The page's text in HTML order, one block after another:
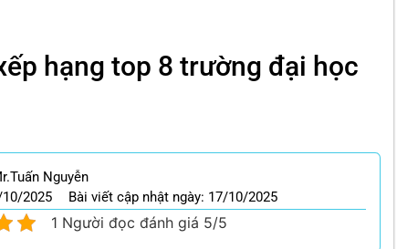
hạng top 8 trường đại học
Nguyễn
2025 Bài viết cập nhật ngày: 17/10/2025
1 Người đọc đánh giá 5/5